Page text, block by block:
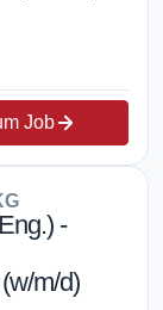
Job
-
m/d)